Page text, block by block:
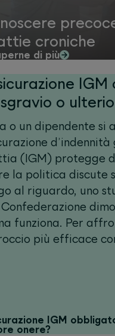
croniche
di più
o
o un dipendente si
(IGM) protegge
la politica discute
al riguardo, uno
funziona. Per
più efficace
IGM
onere?